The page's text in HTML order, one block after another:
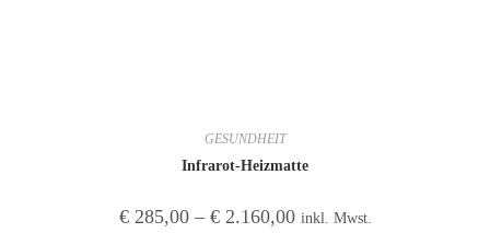
GESUNDHEIT
Infrarot-Heizmatte
€285,00– €2.160,00 inkl. Mwst.